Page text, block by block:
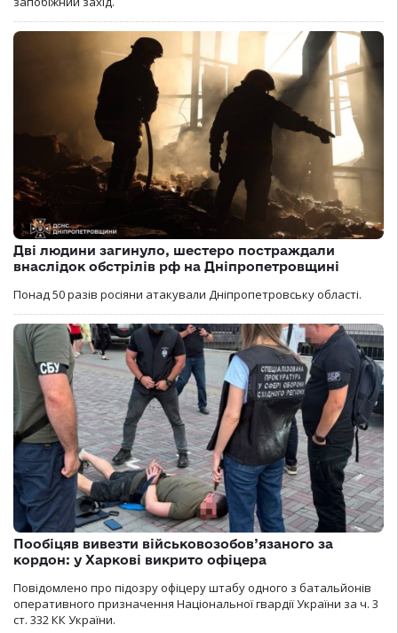
Дві людини загинуло, шестеро постраждали
внаслідок обстрілів рф на Дніпропетровщині
Понад 50 разів росіяни атакували Дніпропетровську області.
Пообіцяв вивезти військовозобов’язаного за
кордон: у Харкові викрито офіцера
Повідомлено про підозру офіцеру штабу одного з батальйонів
оперативного призначення Національної гвардії України за ч. 3
ст. 332 КК України.